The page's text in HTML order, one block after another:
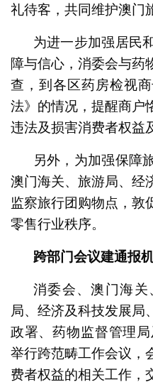
礼待客，共同维护澳门
为进一步加强居民
障与信心，消委会与药
查，到各区药房检视
法》的情况，提醒商户
违法及损害消费者权益
另外，为加强保障
澳门海关、旅游局、经
监察旅行团购物点，敦
零售行业秩序。
跨部门会议建通报
消委会、澳门海
局、经济及科技发展局
政署、药物监督管理
举行跨范畴工作会议，
费者权益的相关工作，